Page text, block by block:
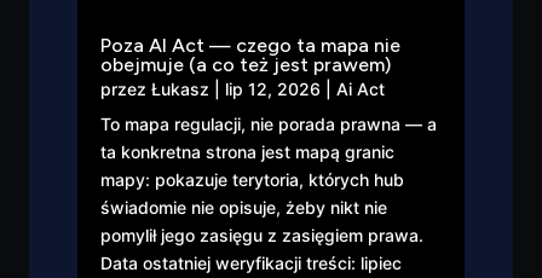
Poza AI Act — czego ta mapa nie
obejmuje (a co też jest prawem)
przez Łukasz lip 12, 2026
Ai Act
To mapa regulacji, nie porada prawna — a
ta konkretna strona jest mapą granic
mapy: pokazuje terytoria, których hub
świadomie nie opisuje, żeby nikt nie
pomylił jego zasięgu z zasięgiem prawa.
Data ostatniej weryfikacji treści: lipiec